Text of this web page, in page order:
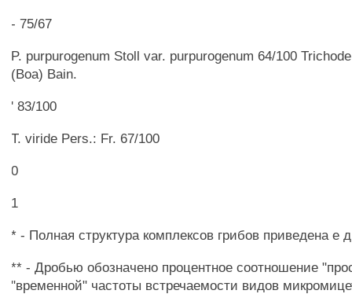
- 75/67
P. purpurogenum Stoll var. purpurogenum 64/100
(Boa) Bain.
' 83/100
T. viride Pers.: Fr. 67/100
0
1
* - Полная структура комплексов грибов приведена е
** - Дробью обозначено процентное соотношение
"временной" частоты встречаемости видов